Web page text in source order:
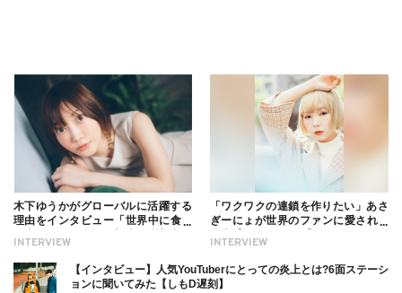
INTERVIEW
木下ゆうかがグローバルに活躍する
理由をインタビュー「世界中に食べ
ついても
INTERVIEW
「ワクワクの連鎖を作りたい」あさ
ぎーにょが世界のファンに愛される
【インタビュー】人気YouTuberにとっての炎上とは?6面ステーシ
ョンに聞いてみた【しもD遅刻】